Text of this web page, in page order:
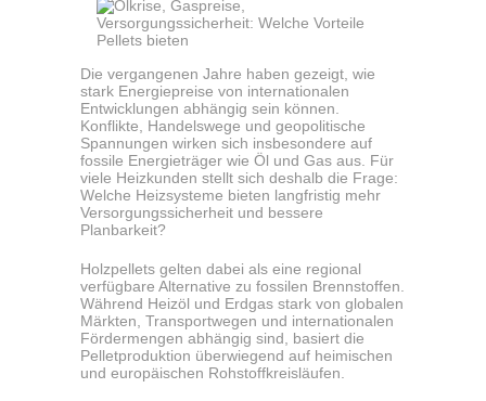
Die vergangenen Jahre haben gezeigt, wie
stark Energiepreise von internationalen
Entwicklungen abhängig sein können.
Konflikte, Handelswege und geopolitische
Spannungen wirken sich insbesondere auf
fossile Energieträger wie Öl und Gas aus. Für
viele Heizkunden stellt sich deshalb die Frage:
Welche Heizsysteme bieten langfristig mehr
Versorgungssicherheit und bessere
Planbarkeit?
Holzpellets gelten dabei als eine regional
verfügbare Alternative zu fossilen Brennstoffen.
Während Heizöl und Erdgas stark von globalen
Märkten, Transportwegen und internationalen
Fördermengen abhängig sind, basiert die
Pelletproduktion überwiegend auf heimischen
und europäischen Rohstoffkreisläufen.